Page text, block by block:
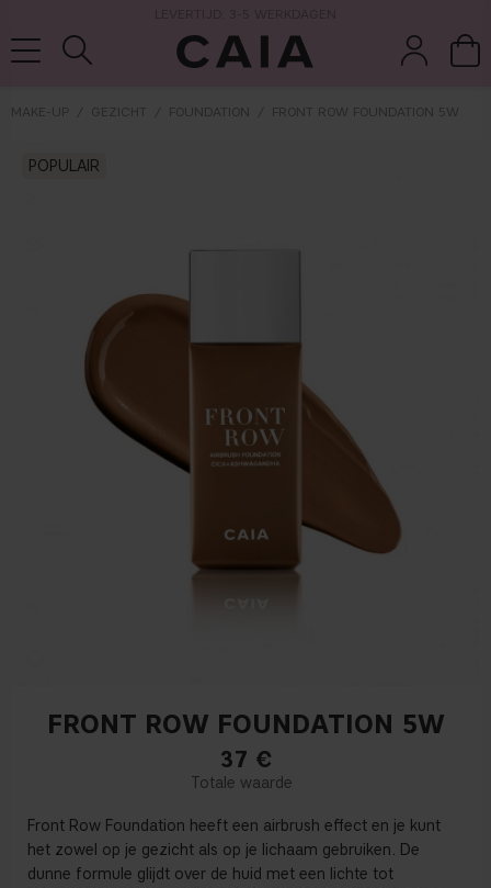
MAKE-UP GEZICHT FOUNDATION FRONT ROW FOUNDATION 5W
POPULAIR
FRONT ROW FOUNDATION 5W
37 €
Front Row Foundation heeft een airbrush effect en je kunt
het zowel op je gezicht als op je lichaam gebruiken. De
dunne formule glijdt over de huid met een lichte tot